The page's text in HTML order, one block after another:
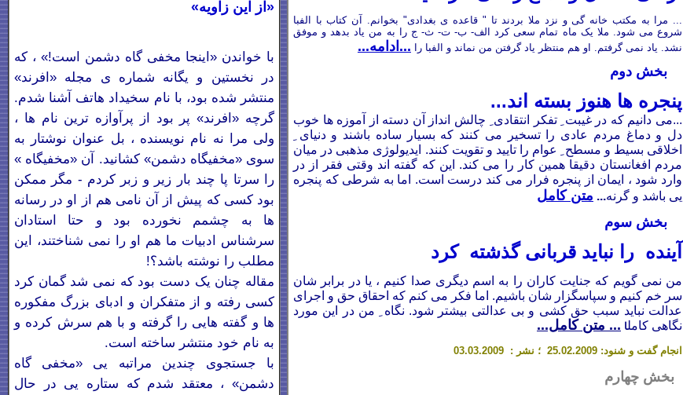
«از این زاویه»
با خواندن «اینجا مخفی گاه دشمن است!» ، که
در نخستین و یگانه شماره ی مجله «افرند»
منتشر شده بود، با نام سخيداد هاتف آشنا شدم.
گرچه «افرند» پر بود از پرآوازه ترین نام ها ،
ولی مرا نه نام نویسنده ، بل عنوان نوشتار به
سوی «مخفیگاه دشمن» کشانید. آن «مخفیگاه »
را سرتا پا چند بار زیر و زبر کردم - مگر ممکن
بود کسی که پیش از آن نامی هم از او در رسانه
ها به چشمم نخورده بود و حتا استادان
سرشناس ادبیات ما هم او را نمی شناختند، این
مطلب را نوشته باشد؟!
مقاله چنان یک دست بود که نمی شد گمان کرد
کسی رفته و از متفکران و ادبای بزرگ مفکوره
ها و گفته هایی را گرفته و با هم سرش کرده و
به نام خود منتشر ساخته است.
با جستجوی چندین مراتبه یی «مخفی گاه
دشمن» ، معتقد شدم که ستاره یی در حال
.
.. مرا به مکتب خانه گی و نزد ملا بردند تا " قاعده ی بغدادی" بخوانم. آن کتاب با الفبا
شروع می شود. ملا یک ماه تمام سعی کرد الف- ب- ت- ث- ج را به من یاد بدهد و موفق
نشد. یاد نمی گرفتم. او هم منتظر یاد گرفتن من نماند و الفبا را ...ادامه...
بخش دوم
پنجره ها هنوز بسته اند...
...می دانیم که در غیبت ِ تفکر انتقادی ِ چالش انداز آن دسته از آموزه ها خوب
دل و دماغ مردم عادی را تسخیر می کنند که بسیار ساده باشند و دنیای ِ
اخلاقی بسیط و مسطح ِ عوام را تایید و تقویت کنند. ایدیولوژی مذهبی در میان
مردم افغانستان دقیقا همین کار را می کند. این که گفته اند وقتی فقر از در
وارد شود ، ایمان از پنجره فرار می کند درست است. اما به شرطی که پنجره
یی باشد و گرنه... متن کامل
بخش سوم
آینده را نباید قربانی گذشته کرد
من نمی گویم که جنایت کاران را به اسم دیگری صدا کنیم ، یا در برابر شان
سر خم کنیم و سپاسگزار شان باشیم. اما فکر می کنم که احقاق حق و اجرای
عدالت نباید سبب حق کشی و بی عدالتی بیشتر شود. نگاه ِ من در این مورد
نگاهی کاملا ... متن کامل...
انجام گفت و شنود: 25 .02.2009 ؛ نشر : 03.03.2009
بخش چهارم